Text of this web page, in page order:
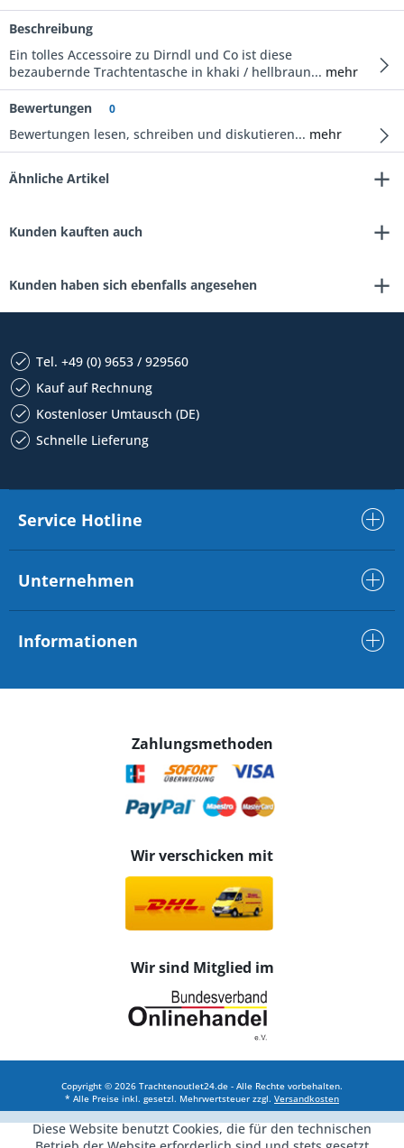
Beschreibung
Ein tolles Accessoire zu Dirndl und Co ist diese
bezaubernde Trachtentasche in khaki / hellbraun... mehr
Bewertungen 0
Bewertungen lesen, schreiben und diskutieren... mehr
Ähnliche Artikel
Kunden kauften auch
Kunden haben sich ebenfalls angesehen
Tel. +49 (0) 9653 / 929560
Kauf auf Rechnung
Kostenloser Umtausch (DE)
Schnelle Lieferung
Service Hotline
Unternehmen
Informationen
Zahlungsmethoden
Wir verschicken mit
Wir sind Mitglied im
Copyright © 2026 Trachtenoutlet24.de - Alle Rechte vorbehalten.
* Alle Preise inkl. gesetzl. Mehrwertsteuer zzgl. Versandkosten
Diese Website benutzt Cookies, die für den technischen